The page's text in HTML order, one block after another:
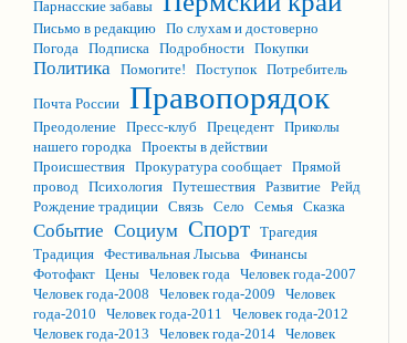
Парнасские забавы
Письмо в редакцию По слухам и достоверно
Погода Подписка Подробности Покупки
Политика Помогите! Поступок Потребитель
Почта России Правопорядок
Преодоление Пресс-клуб Прецедент Приколы
нашего городка Проекты в действии
Происшествия Прокуратура сообщает Прямой
провод Психология Путешествия Развитие Рейд
Рождение традиции Связь Село Семья Сказка
Событие Социум Спорт Трагедия
Традиция Фестивальная Лысьва Финансы
Фотофакт Цены Человек года Человек года-2007
Человек года-2008
Человек года-2009
Человек
года-2010
Человек года-2011
Человек года-2012
Человек года-2013
Человек года-2014 Человек